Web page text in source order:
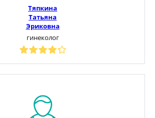
Тяпкина
Татьяна
Эриковна
гинеколог